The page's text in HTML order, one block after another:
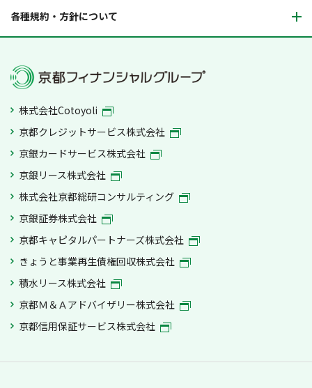
各種規約・方針について
株式会社Cotoyoli
京都クレジットサービス株式会社
京銀カードサービス株式会社
京銀リース株式会社
株式会社京都総研コンサルティング
京銀証券株式会社
京都キャピタルパートナーズ株式会社
きょうと事業再生債権回収株式会社
積水リース株式会社
京都Ｍ＆Ａアドバイザリー株式会社
京都信用保証サービス株式会社